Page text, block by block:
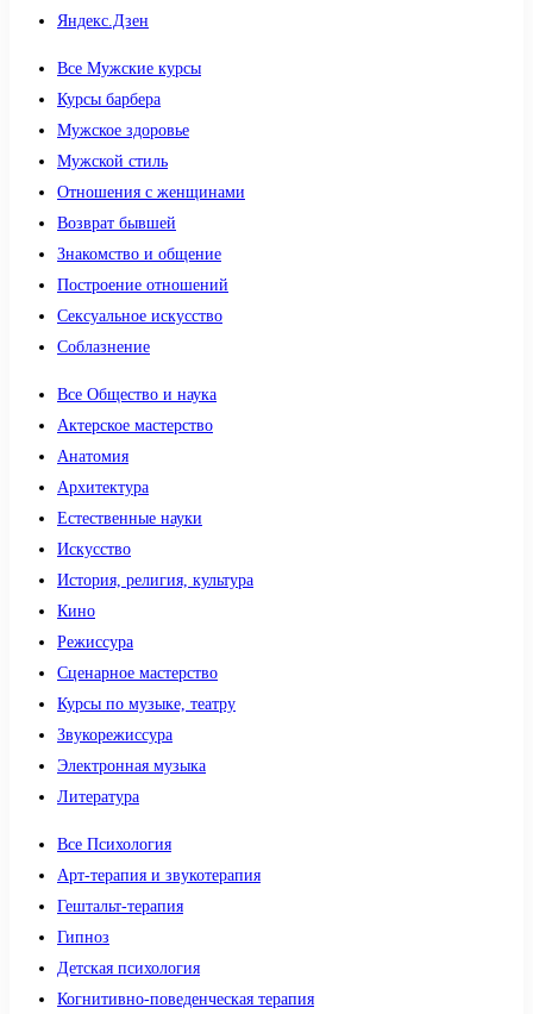
Яндекс.Дзен
Все Мужские курсы
Курсы барбера
Мужское здоровье
Мужской стиль
Отношения с женщинами
Возврат бывшей
Знакомство и общение
Построение отношений
Сексуальное искусство
Соблазнение
Все Общество и наука
Актерское мастерство
Анатомия
Архитектура
Естественные науки
Искусство
История, религия, культура
Кино
Режиссура
Сценарное мастерство
Курсы по музыке, театру
Звукорежиссура
Электронная музыка
Литература
Все Психология
Арт-терапия и звукотерапия
Гештальт-терапия
Гипноз
Детская психология
Когнитивно-поведенческая терапия